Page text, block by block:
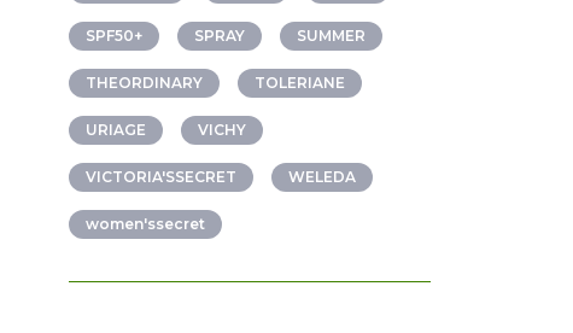
SPF50+ SPRAY SUMMER
THEORDINARY TOLERIANE
URIAGE VICHY
VICTORIA'SSECRET WELEDA
women'ssecret